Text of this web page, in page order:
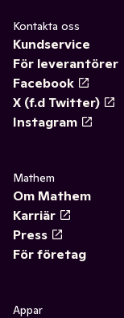
Kontakta oss
Kundservice
För leverantörer
Facebook
X (f.d Twitter)
Instagram
Mathem
Om Mathem
Karriär
Press
För företag
Appar